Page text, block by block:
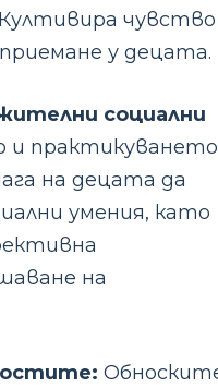
чувство
у децата.
социални
и практикуването
на децата да
умения, като
на